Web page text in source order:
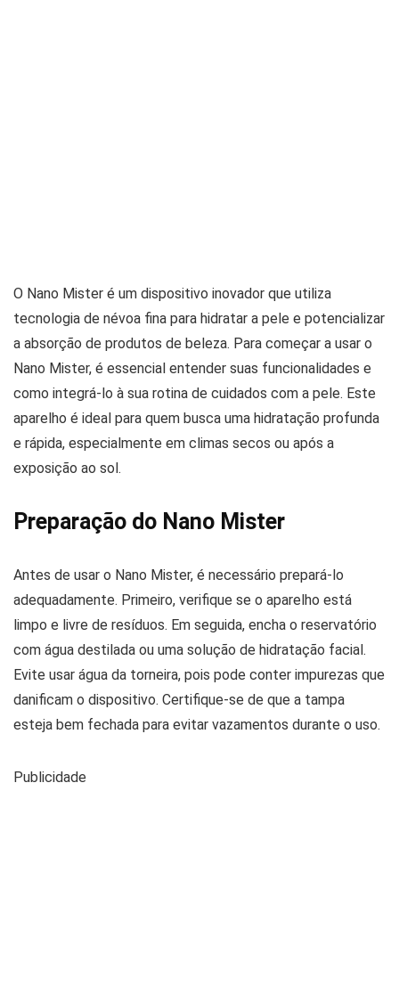
O Nano Mister é um dispositivo inovador que utiliza
tecnologia de névoa fina para hidratar a pele e potencializar
a absorção de produtos de beleza. Para começar a usar o
Nano Mister, é essencial entender suas funcionalidades e
como integrá-lo à sua rotina de cuidados com a pele. Este
aparelho é ideal para quem busca uma hidratação profunda
e rápida, especialmente em climas secos ou após a
exposição ao sol.
Preparação do Nano Mister
Antes de usar o Nano Mister, é necessário prepará-lo
adequadamente. Primeiro, verifique se o aparelho está
limpo e livre de resíduos. Em seguida, encha o reservatório
com água destilada ou uma solução de hidratação facial.
Evite usar água da torneira, pois pode conter impurezas que
danificam o dispositivo. Certifique-se de que a tampa
esteja bem fechada para evitar vazamentos durante o uso.
Publicidade